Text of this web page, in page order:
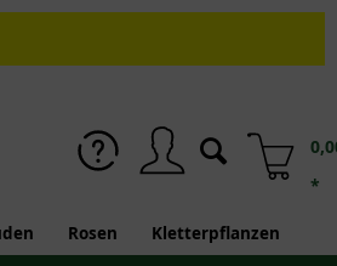
*
Rosen Kletterpflanzen